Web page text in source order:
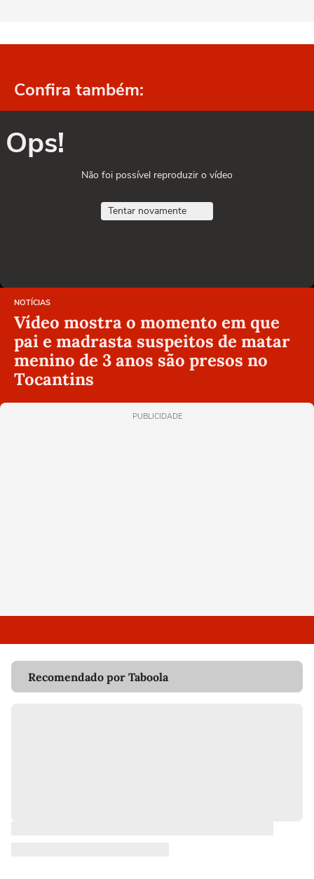
Confira também:
Ops!
Não foi possível reproduzir o vídeo
Tentar novamente
NOTÍCIAS
Vídeo mostra o momento em que
pai e madrasta suspeitos de matar
menino de 3 anos são presos no
Tocantins
PUBLICIDADE
Recomendado por Taboola